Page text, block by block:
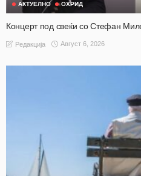
АКТУЕЛНО ОХРИД
Концерт под свеќи со Стефан
Редакција Август 6, 2026